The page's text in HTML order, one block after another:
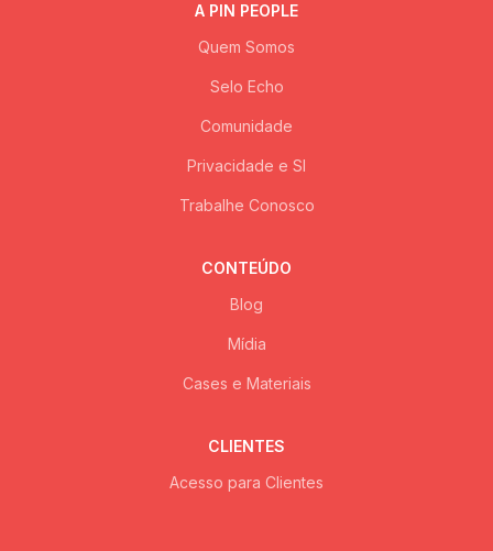
A PIN PEOPLE
Quem Somos
Selo Echo
Comunidade
Privacidade e SI
Trabalhe Conosco
CONTEÚDO
Blog
Mídia
Cases e Materiais
CLIENTES
Acesso para Clientes